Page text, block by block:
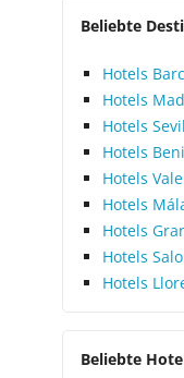
Beliebte
Hotels
Hotels
Hotels
Hotels
Hotels
Hotels
Hotels
Hotels
Hotels
Beliebte